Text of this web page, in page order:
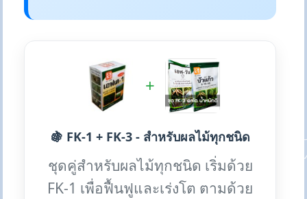
+
🍇 FK-1 + FK-3 - สำหรับผลไม้ทุกชนิด
ชุดคู่สำหรับผลไม้ทุกชนิด เริ่มด้วย
FK-1 เพื่อฟื้นฟูและเร่งโต ตามด้วย